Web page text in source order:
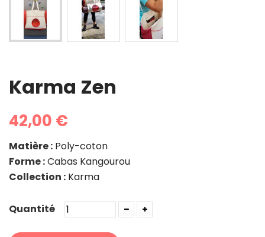
Karma Zen
42,00 €
Matière : Poly-coton
Forme :Cabas Kangourou
Collection : Karma
Quantité